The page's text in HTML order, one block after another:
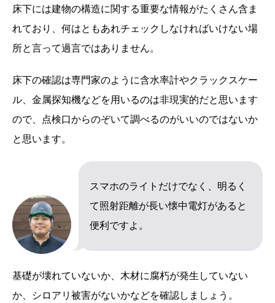
床下には建物の構造に関する重要な情報がたくさん含ま
れており、何はともあれチェックしなければいけない場
所と言って過言ではありません。
床下の確認は専門家のように含水率計やクラックスケー
ル、金属探知機などを用いるのは非現実的だと思います
ので、点検口からのぞいて調べるのがいいのではないか
と思います。
スマホのライトだけでなく、明るく
て照射距離が長い懐中電灯があると
便利ですよ。
基礎が壊れていないか、木材に腐朽が発生していない
か、シロアリ被害がないかなどを確認しましょう。